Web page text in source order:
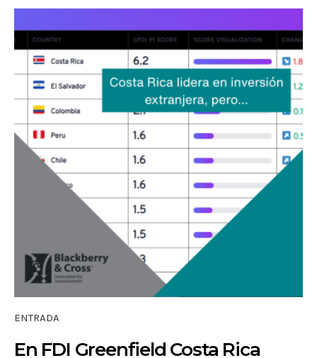
ENTRADA
En FDI Greenfield Costa Rica